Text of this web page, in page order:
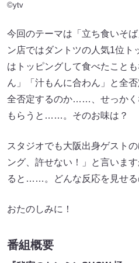
©ytv
今回のテーマは「立ち食いそ
ン店ではダントツの人気1位ト
はトッピングして食べたこと
ん」「汁もんに合わん」と全
全否定するのか……、せっかく
もらうと……。そのお味は？
スタジオでも大阪出身ゲスト
ング、許せない！」と言いま
ると……。どんな反応を見せる
おたのしみに！
番組概要